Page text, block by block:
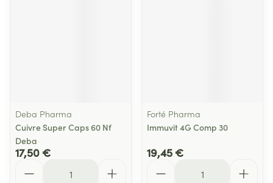
Deba Pharma
Cuivre Super Caps 60 Nf
Deba
17,50 €
Forté Pharma
Immuvit 4G Comp 30
19,45 €